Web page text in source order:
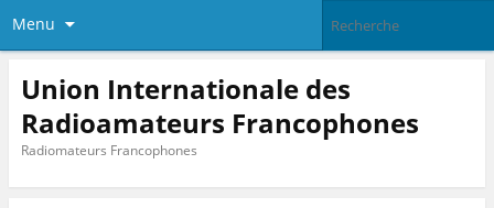
Menu
Union Internationale des
Radioamateurs Francophones
Radiomateurs Francophones